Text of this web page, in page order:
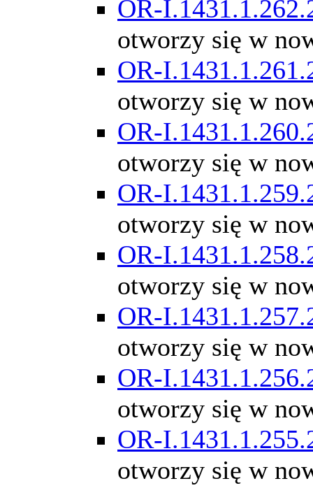
OR-
otworzy się w
OR-
otworzy się w
OR-
otworzy się w
OR-
otworzy się w
OR-
otworzy się w
OR-
otworzy się w
OR-
otworzy się w
OR-
otworzy się w